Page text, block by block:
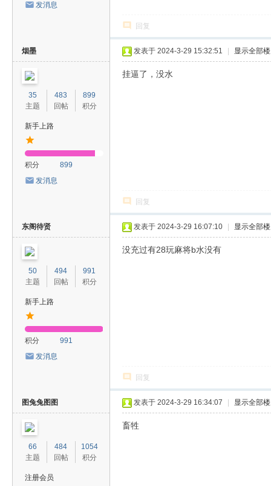
发消息
回复
烟墨
35
主题
483
回帖
899
积分
新手上路
积分
899
发消息
发表于 2024-3-29 15:32:51 显示全部
挂逼了，没水
回复
东阁待贤
50
主题
494
回帖
991
积分
新手上路
积分
991
发消息
发表于 2024-3-29 16:07:10 显示全部
没充过有28玩麻将b水没有
回复
图兔兔图图
66
主题
484
回帖
1054
积分
注册会员
发表于 2024-3-29 16:34:07 显示全部
畜牲